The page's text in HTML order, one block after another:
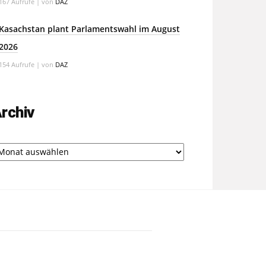
plant Parlamentswahl im August
Aufrufe | von DAZ